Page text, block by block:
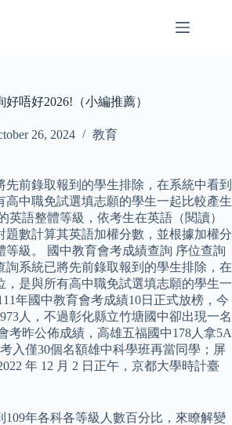
唔好2026!（小編推薦）
26, 2024 教育
先前錄取報到的學生排除，在系統中看到
高中職免試選填志願的學生一起比較產生
英語整體等級，依考生在英語（閱讀）
題數計算其英語加權分數，並根據加權分
等級。 國中教育會考成績查詢 序位查詢
詢系統已將先前錄取報到的學生排除，在
，是與所有高中職免試選填志願的學生一
年國中教育會考成績10日正式放榜，今
人，不過彰化縣立竹塘國中卻出現一名
考昨公佈成績，高雄五福國中178人拿5A
入僅30個名額雄中科學班再當同學；屏
年 12 月 2 日正午，京都大學時計臺
109年各科各等級人數百分比，來瞭解變